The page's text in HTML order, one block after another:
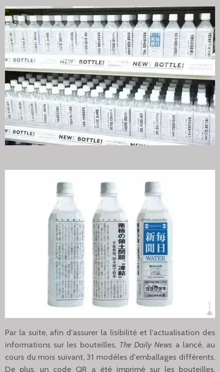
Par la suite, afin d'assurer la lisibilité et l'actualisation des
informations sur les bouteilles, The Daily News a lancé, au
cours du mois suivant, 31 modèles d'emballages différents.
De plus, un code QR a été imprimé sur les bouteilles,